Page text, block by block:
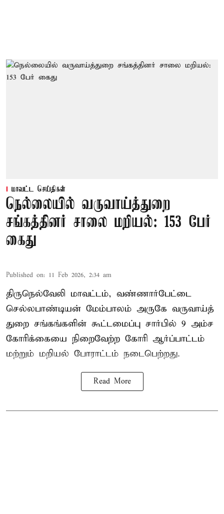
மாவட்ட செய்திகள்
நெல்லையில் வருவாய்த்துறை
சங்கத்தினர் சாலை மறியல்: 153 பேர்
கைது
Published on: 11 Feb 2026, 2:34 am
திருநெல்வேலி மாவட்டம், வண்ணார்பேட்டை
செல்லபாண்டியன் மேம்பாலம் அருகே வருவாய்த்
துறை சங்கங்களின் கூட்டமைப்பு சார்பில் 9 அம்ச
கோரிக்கையை நிறைவேற்ற கோரி ஆர்ப்பாட்டம்
மற்றும் மறியல் போராட்டம் நடைபெற்றது.
Read More